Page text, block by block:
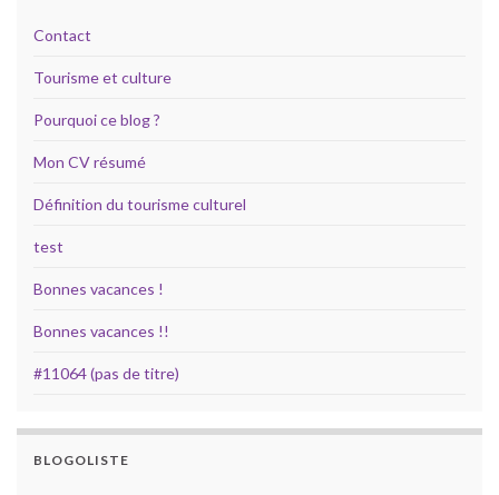
Contact
Tourisme et culture
Pourquoi ce blog ?
Mon CV résumé
Définition du tourisme culturel
test
Bonnes vacances !
Bonnes vacances !!
#11064 (pas de titre)
BLOGOLISTE